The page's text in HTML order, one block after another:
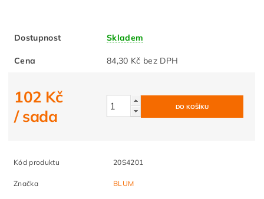
Dostupnost Skladem
Cena 84,30 Kč bez DPH
102 Kč
/ sada
Kód produktu 20S4201
Značka BLUM